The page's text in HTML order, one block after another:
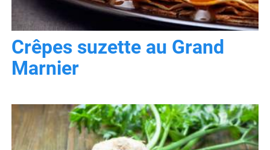
Crêpes suzette au Grand
Marnier